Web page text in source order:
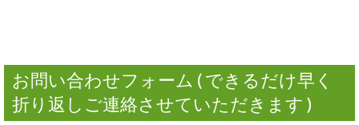
お問い合わせフォーム ( できるだけ早く
折り返しご連絡させていただきます )